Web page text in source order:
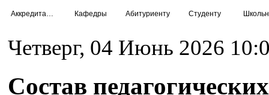
Кафедры Абитуриенту Студенту
Четверг, 04 Июнь 2026
Состав педагогических